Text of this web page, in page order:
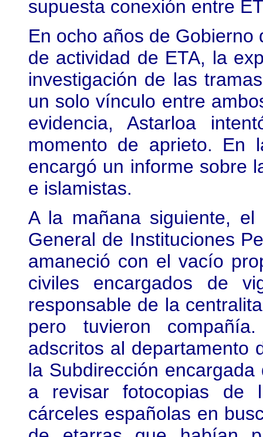
supuesta conexión entre
En ocho años de
de actividad de ETA, la
investigación de las
un solo vínculo entre
evidencia, Astarloa
momento de aprieto. En
encargó un informe sobre
e islamistas.
A la mañana siguiente,
General de Instituciones
amaneció con el vacío
civiles encargados de
responsable de la
pero tuvieron
adscritos al departamento
la Subdirección
a revisar fotocopias de
cárceles españolas en